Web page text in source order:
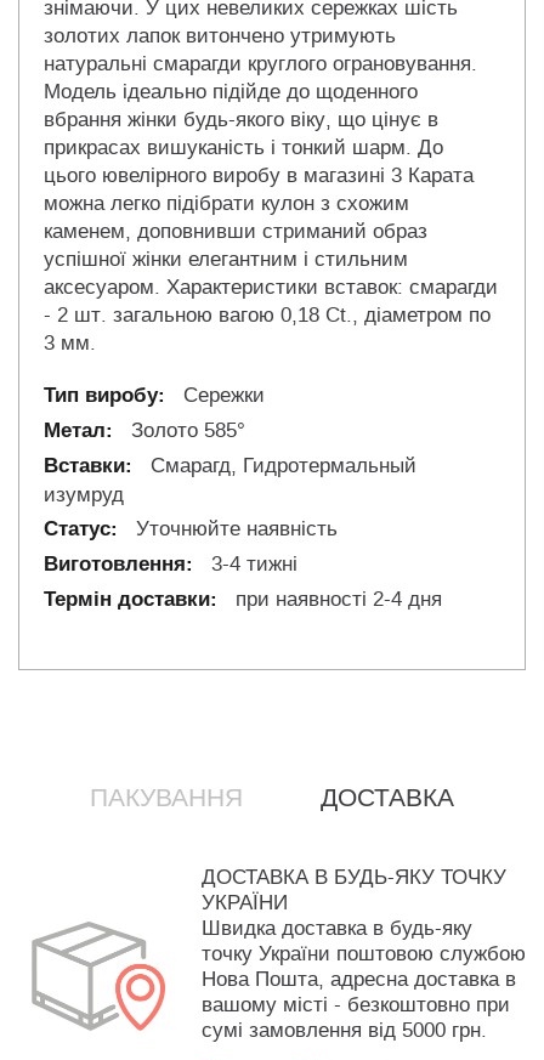
знімаючи. У цих невеликих сережках шість
золотих лапок витончено утримують
натуральні смарагди круглого ограновування.
Модель ідеально підійде до щоденного
вбрання жінки будь-якого віку, що цінує в
прикрасах вишуканість і тонкий шарм. До
цього ювелірного виробу в магазині 3 Карата
можна легко підібрати кулон з схожим
каменем, доповнивши стриманий образ
успішної жінки елегантним і стильним
аксесуаром. Характеристики вставок: смарагди
- 2 шт. загальною вагою 0,18 Ct., діаметром по
3 мм.
Сережки
Золото 585°
Смарагд, Гидротермальный
изумруд
Уточнюйте наявність
3-4 тижні
при наявності 2-4 дня
ПАКУВАННЯ ДОСТАВКА
ДОСТАВКА В БУДЬ-ЯКУ ТОЧКУ
УКРАЇНИ
Швидка доставка в будь-яку
точку України поштовою службою
Нова Пошта, адресна доставка в
вашому місті - безкоштовно при
сумі замовлення від 5000 грн.